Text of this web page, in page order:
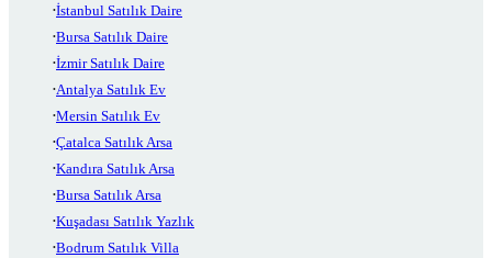
İstanbul Satılık Daire
Bursa Satılık Daire
İzmir Satılık Daire
Antalya Satılık Ev
Mersin Satılık Ev
Çatalca Satılık Arsa
Kandıra Satılık Arsa
Bursa Satılık Arsa
Kuşadası Satılık Yazlık
Bodrum Satılık Villa